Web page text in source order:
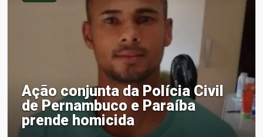
Ação conjunta da Polícia Civil
de Pernambuco e Paraíba
prende homicida